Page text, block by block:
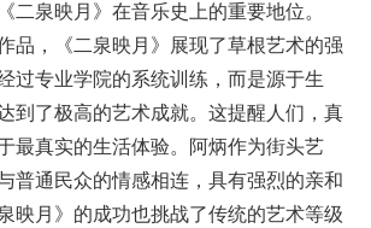
二泉映月》在音乐史上的重要地位。
品，《二泉映月》展现了草根艺术的强
过专业学院的系统训练，而是源于生
到了极高的艺术成就。这提醒人们，真
最真实的生活体验。阿炳作为街头艺
普通民众的情感相连，具有强烈的亲和
映月》的成功也挑战了传统的艺术等级